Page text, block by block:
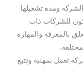
ومدة تشغيلها
للشركات ذات
بالمعرفة والمهارة
تعمل بمهنية وتتبع